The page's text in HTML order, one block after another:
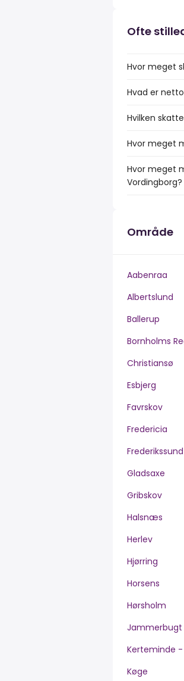
Ofte
Hvor meget
Hvad er
Hvilken
Hvor meget
Hvor meget
Vordingborg?
Område
Aabenraa
Albertslund
Ballerup
Bornholms
Christiansø
Esbjerg
Favrskov
Fredericia
Frederikssund
Gladsaxe
Gribskov
Halsnæs
Herlev
Hjørring
Horsens
Hørsholm
Jammerbugt
Kerteminde -
Køge